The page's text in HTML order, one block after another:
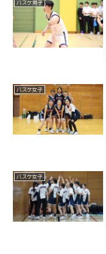
バスケ男子
バスケ女子
バスケ女子